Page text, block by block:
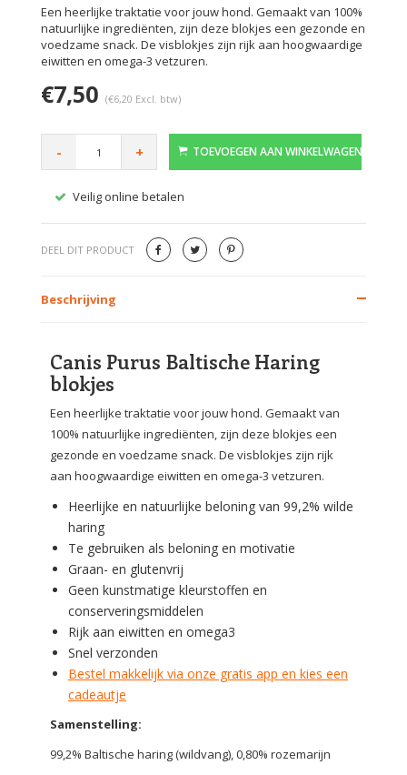
Een heerlijke traktatie voor jouw hond. Gemaakt van 100%
natuurlijke ingrediënten, zijn deze blokjes een gezonde en
voedzame snack. De visblokjes zijn rijk aan hoogwaardige
eiwitten en omega-3 vetzuren.
€7,50 (€6,20 Excl. btw)
- + TOEVOEGEN AAN WINKELWAGEN
Veilig online betalen
DEEL DIT PRODUCT
Beschrijving
Canis Purus Baltische Haring
blokjes
Een heerlijke traktatie voor jouw hond. Gemaakt van
100% natuurlijke ingrediënten, zijn deze blokjes een
gezonde en voedzame snack. De visblokjes zijn rijk
aan hoogwaardige eiwitten en omega-3 vetzuren.
Heerlijke en natuurlijke beloning van 99,2% wilde
haring
Te gebruiken als beloning en motivatie
Graan- en glutenvrij
Geen kunstmatige kleurstoffen en
conserveringsmiddelen
Rijk aan eiwitten en omega3
Snel verzonden
Bestel makkelijk via onze gratis app en kies een
cadeautje
Samenstelling:
99,2% Baltische haring (wildvang), 0,80% rozemarijn